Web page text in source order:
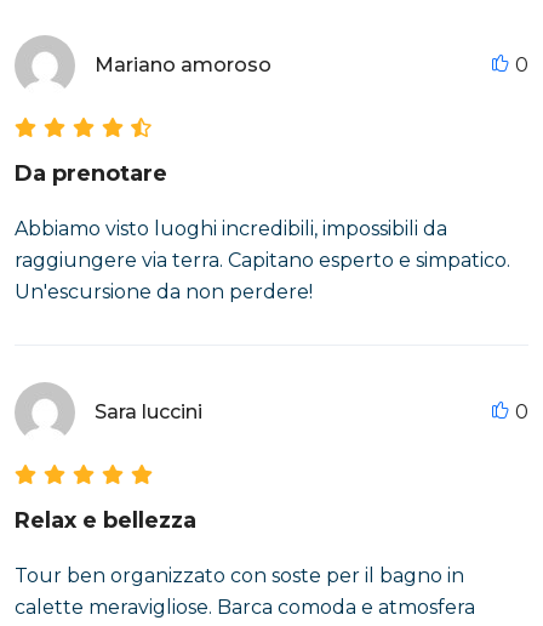
Mariano amoroso 0
Da prenotare
Abbiamo visto luoghi incredibili, impossibili da
raggiungere via terra. Capitano esperto e simpatico.
Un'escursione da non perdere!
Sara luccini 0
Relax e bellezza
Tour ben organizzato con soste per il bagno in
calette meravigliose. Barca comoda e atmosfera